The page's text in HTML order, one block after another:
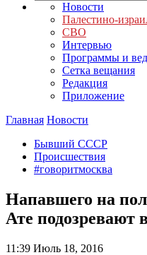
Новости
Палестино-
СВО
Интервью
Программы и
Сетка вещания
Редакция
Приложение
Главная Новости
Бывший СССР
Происшествия
#говоритмосква
Напавшего на
Ате подозревают
11:39 Июль 18, 2016